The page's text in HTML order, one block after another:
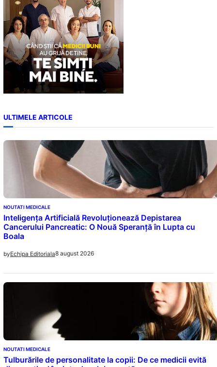
ULTIMELE ARTICOLE
NOUTATI MEDICALE
Inteligența Artificială Revoluționează Depistarea
Cancerului Pancreatic: O Nouă Speranță în Lupta cu
Boala
byEchipa Editoriala8 august 2026
NOUTATI MEDICALE
Tulburările de personalitate la copii: De ce medicii evită